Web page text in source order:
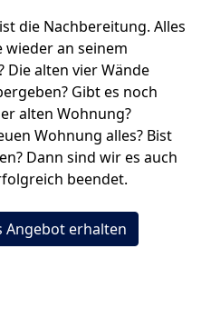
die Nachbereitung. Alles
wieder an seinem
Die alten vier Wände
Gibt es noch
alten Wohnung?
Wohnung alles? Bist
Dann sind wir es auch
beendet.
Angebot erhalten